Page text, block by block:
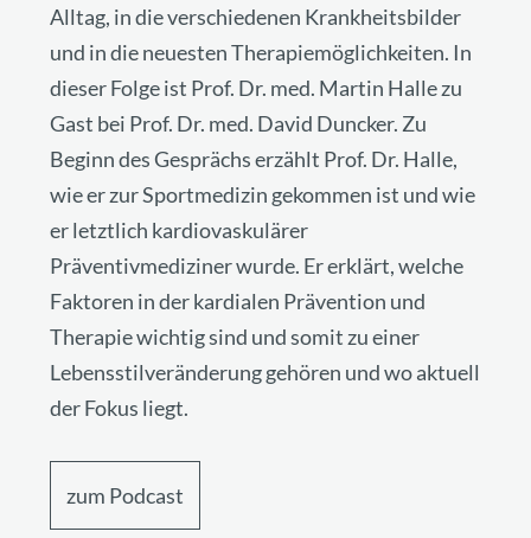
Alltag, in die verschiedenen Krankheitsbilder
und in die neuesten Therapiemöglichkeiten. In
dieser Folge ist Prof. Dr. med. Martin Halle zu
Gast bei Prof. Dr. med. David Duncker. Zu
Beginn des Gesprächs erzählt Prof. Dr. Halle,
wie er zur Sportmedizin gekommen ist und wie
er letztlich kardiovaskulärer
Präventivmediziner wurde. Er erklärt, welche
Faktoren in der kardialen Prävention und
Therapie wichtig sind und somit zu einer
Lebensstilveränderung gehören und wo aktuell
der Fokus liegt.
zum Podcast